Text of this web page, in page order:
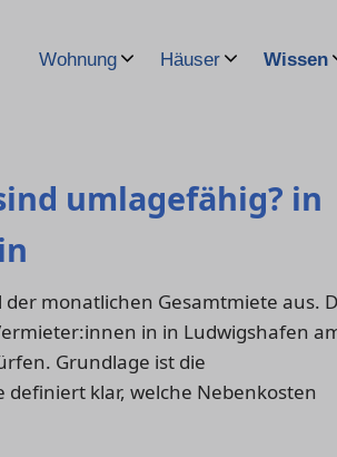
Wohnung Häuser Wissen
umlagefähig? in
monatlichen Gesamtmiete aus.
in in Ludwigshafen
Grundlage ist die
definiert klar, welche Nebenkosten